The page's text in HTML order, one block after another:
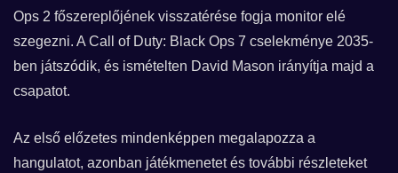
Ops 2 főszereplőjének visszatérése fogja monitor elé
szegezni. A Call of Duty: Black Ops 7 cselekménye 2035-
ben játszódik, és ismételten David Mason irányítja majd a
csapatot.
Az első előzetes mindenképpen megalapozza a
hangulatot, azonban játékmenetet és további részleteket